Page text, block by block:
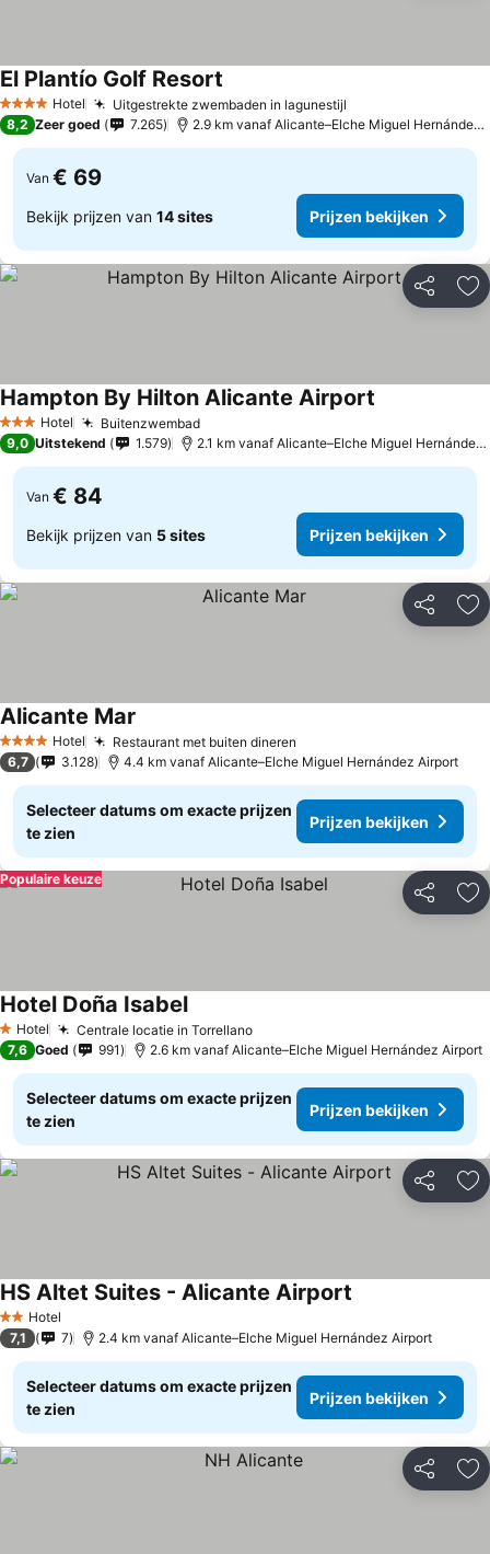
4 SterrenHotel Uitgestrekte zwembaden in lagunestijl
El Plantío Golf Resort
8,2 Zeer goed 7.265 2.9 km vanaf Alicante–Elche Miguel Hernández Airport
Van € 69
Bekijk prijzen van 14 sites Prijzen bekijken
Delen
3 SterrenHotel Buitenzwembad
Hampton By Hilton Alicante Airport
9,0 Uitstekend 1.579 2.1 km vanaf Alicante–Elche Miguel Hernández Airport
Van € 84
Bekijk prijzen van 5 sites Prijzen bekijken
Delen
4 SterrenHotel Restaurant met buiten dineren
Alicante Mar
6,7 3.128 4.4 km vanaf Alicante–Elche Miguel Hernández Airport
Selecteer datums om exacte prijzen
te zien
Prijzen bekijken
Delen
Populaire keuze
1 Sterren
Hotel Centrale locatie in Torrellano
Hotel Doña Isabel
7,6 Goed 991 2.6 km vanaf Alicante–Elche Miguel Hernández Airport
Selecteer datums om exacte prijzen
te zien
Prijzen bekijken
Delen
2 Sterren
Hotel
HS Altet Suites - Alicante Airport
7,1 7 2.4 km vanaf Alicante–Elche Miguel Hernández Airport
Selecteer datums om exacte prijzen
te zien
Prijzen bekijken
Delen